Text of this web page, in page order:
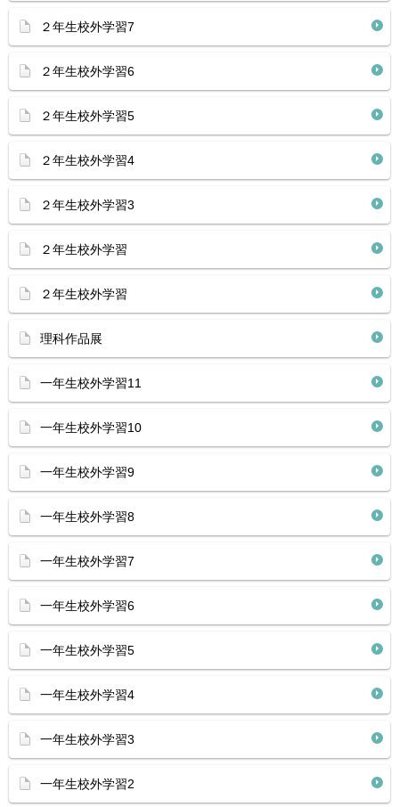
２年生校外学習7
２年生校外学習6
２年生校外学習5
２年生校外学習4
２年生校外学習3
２年生校外学習
２年生校外学習
理科作品展
一年生校外学習11
一年生校外学習10
一年生校外学習9
一年生校外学習8
一年生校外学習7
一年生校外学習6
一年生校外学習5
一年生校外学習4
一年生校外学習3
一年生校外学習2